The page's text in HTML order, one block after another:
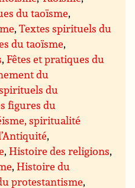
du taoïsme,
,Textes spirituels du
du taoïsme,
,Fêtes et pratiques du
du
du
figures du
spiritualité
,
,Histoire des religions,
,Histoire du
protestantisme,